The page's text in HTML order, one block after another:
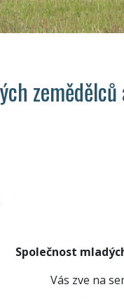
Společnost
Vás zve na